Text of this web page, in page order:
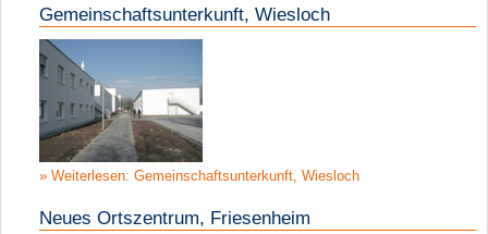
Gemeinschaftsunterkunft, Wiesloch
Weiterlesen: Gemeinschaftsunterkunft, Wiesloch
Neues Ortszentrum, Friesenheim